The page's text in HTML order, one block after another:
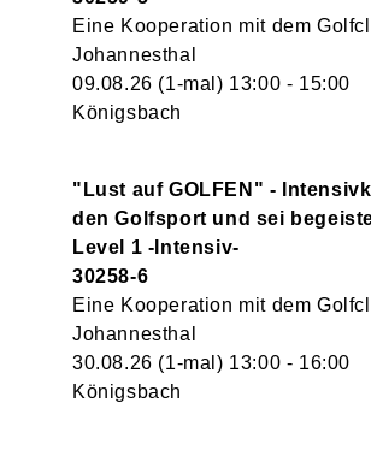
Eine Kooperation mit dem
Johannesthal
09.08.26 (1-mal) 13:00 - 15:00
Königsbach
"Lust auf GOLFEN" -
den Golfsport und sei
Level 1 -Intensiv-
30258-6
Eine Kooperation mit dem
Johannesthal
30.08.26 (1-mal) 13:00 - 16:00
Königsbach